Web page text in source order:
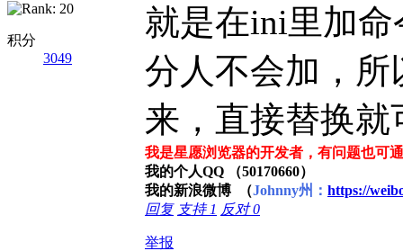
积分
3049
就是在ini里加命
分人不会加，
来，直接替换就
我是星愿浏览器的开发者，有问题也可
我的个人QQ （50170660）
我的新浪微博 （Johnny州： https://
回复 支持 1 反对0
举报